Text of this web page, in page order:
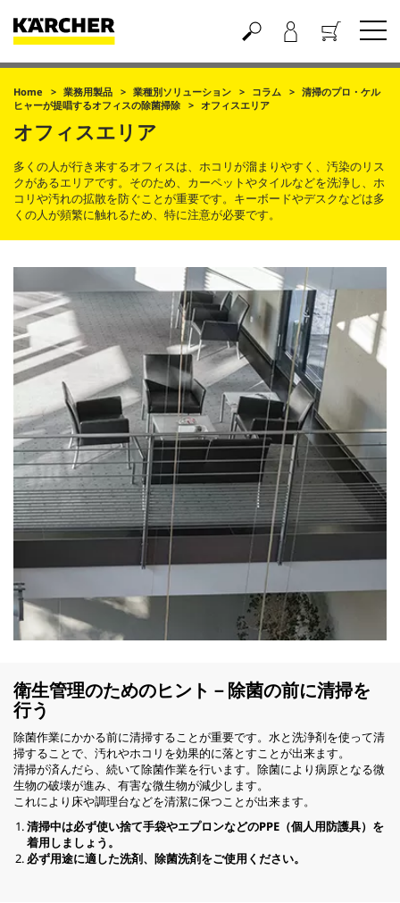
買い物かご
Home 業務用製品 業種別ソリューション コラム
清掃のプロ・ケル
ヒャーが提唱するオフィスの除菌掃除
オフィスエリア
オフィスエリア
多くの人が行き来するオフィスは、ホコリが溜まりやすく、汚染のリス
クがあるエリアです。そのため、カーペットやタイルなどを洗浄し、ホ
コリや汚れの拡散を防ぐことが重要です。キーボードやデスクなどは多
くの人が頻繁に触れるため、特に注意が必要です。
衛生管理のためのヒント－除菌の前に清掃を
行う
除菌作業にかかる前に清掃することが重要です。水と洗浄剤を使って清
掃することで、汚れやホコリを効果的に落とすことが出来ます。
清掃が済んだら、続いて除菌作業を行います。除菌により病原となる微
生物の破壊が進み、有害な微生物が減少します。
これにより床や調理台などを清潔に保つことが出来ます。
清掃中は必ず使い捨て手袋やエプロンなどのPPE（個人用防護具）を
着用しましょう。
必ず用途に適した洗剤、除菌洗剤をご使用ください。